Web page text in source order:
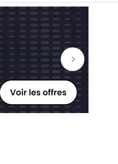
Créer mon compte
connecter avec